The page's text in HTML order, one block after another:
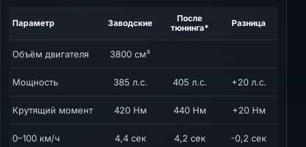
Параметр Заводские
После
тюнинга*
Разница
Объём двигателя 3800 см³
Мощность 385 л.с. 405 л.с. +20 л.с.
Крутящий момент 420 Нм 440 Нм +20 Нм
0–100 км/ч 4,4 сек 4,2 сек -0,2 сек